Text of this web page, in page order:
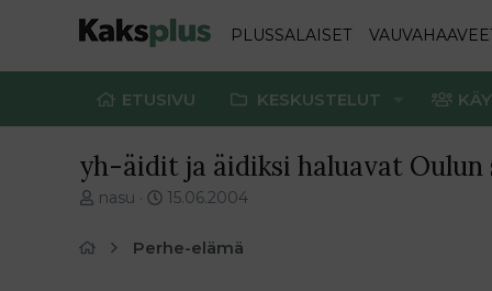
PLUSSALAISET
ETUSIVU KESKUSTELUT
yh-äidit ja äidiksi haluavat Oulun
V
nasu
E
15.06.2004
Perhe-elämä